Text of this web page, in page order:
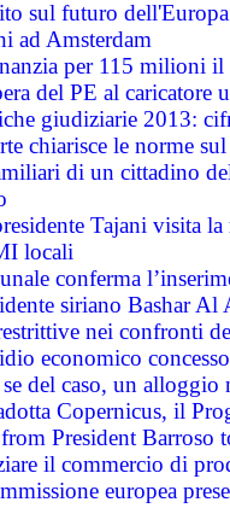
sul futuro
ad Amsterdam
per 115 milioni
del PE al caricatore
giudiziarie 2013:
chiarisce le norme
di un cittadino
Tajani visita
locali
conferma
siriano Bashar Al
nei confronti
economico
del caso, un
Copernicus, il
President Barroso
il commercio di
europea